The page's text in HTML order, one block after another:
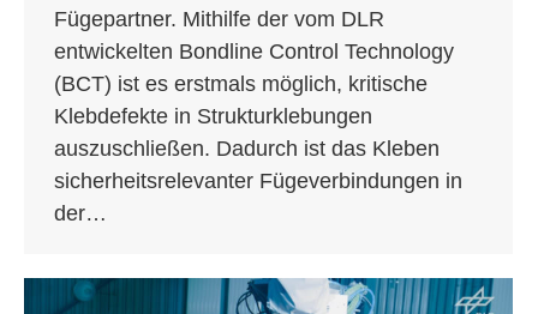
Fügepartner. Mithilfe der vom DLR
entwickelten Bondline Control Technology
(BCT) ist es erstmals möglich, kritische
Klebdefekte in Strukturklebungen
auszuschließen. Dadurch ist das Kleben
sicherheitsrelevanter Fügeverbindungen in
der…